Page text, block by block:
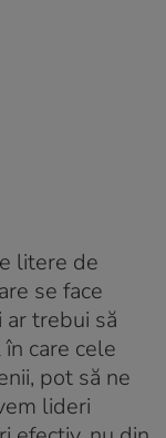
litere de
se face
trebui să
care cele
pot să ne
lideri